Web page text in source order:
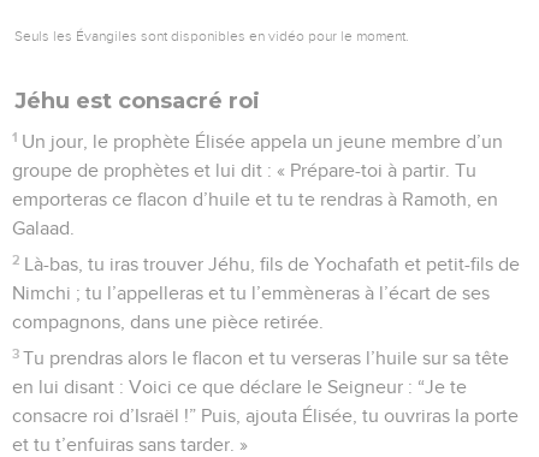
Seuls les Évangiles sont disponibles en vidéo pour le moment.
Jéhu est consacré roi
1 Un jour, le prophète Élisée appela un jeune membre d’un
groupe de prophètes et lui dit : « Prépare-toi à partir. Tu
emporteras ce flacon d’huile et tu te rendras à Ramoth, en
Galaad.
2 Là-bas, tu iras trouver Jéhu, fils de Yochafath et petit-fils de
Nimchi ; tu l’appelleras et tu l’emmèneras à l’écart de ses
compagnons, dans une pièce retirée.
3 Tu prendras alors le flacon et tu verseras l’huile sur sa tête
en lui disant : Voici ce que déclare le Seigneur : “Je te
consacre roi d’Israël !” Puis, ajouta Élisée, tu ouvriras la porte
et tu t’enfuiras sans tarder. »